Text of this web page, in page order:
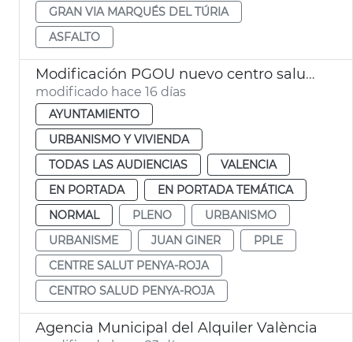
GRAN VIA MARQUÉS DEL TÚRIA
ASFALTO
Modificación PGOU nuevo centro salud Penya-roja València
modificado hace 16 días
AYUNTAMIENTO
URBANISMO Y VIVIENDA
TODAS LAS AUDIENCIAS
VALENCIA
EN PORTADA
EN PORTADA TEMÁTICA
NORMAL
PLENO
URBANISMO
URBANISME
JUAN GINER
PPLE
CENTRE SALUT PENYA-ROJA
CENTRO SALUD PENYA-ROJA
Agencia Municipal del Alquiler València